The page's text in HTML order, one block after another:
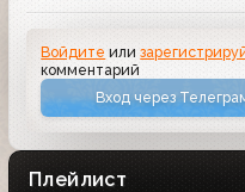
Войдите или
комментарий
Вход через
Плейлист